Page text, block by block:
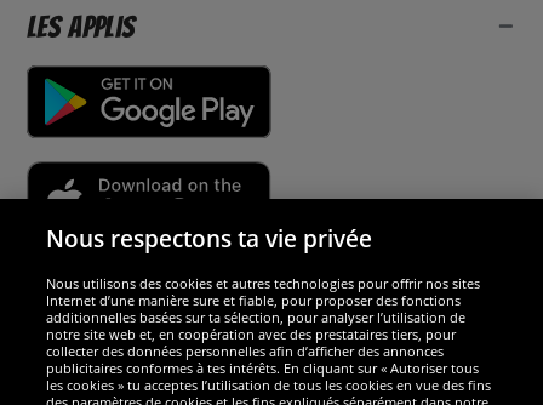
Les applis
Sécurité
Nous sommes excellents
Nous respectons ta vie privée
Nous utilisons des cookies et autres technologies pour offrir nos sites
Internet d’une manière sure et fiable, pour proposer des fonctions
additionnelles basées sur ta sélection, pour analyser l’utilisation de
notre site web et, en coopération avec des prestataires tiers, pour
collecter des données personnelles afin d’afficher des annonces
publicitaires conformes à tes intérêts. En cliquant sur « Autoriser tous
les cookies » tu acceptes l’utilisation de tous les cookies en vue des fins